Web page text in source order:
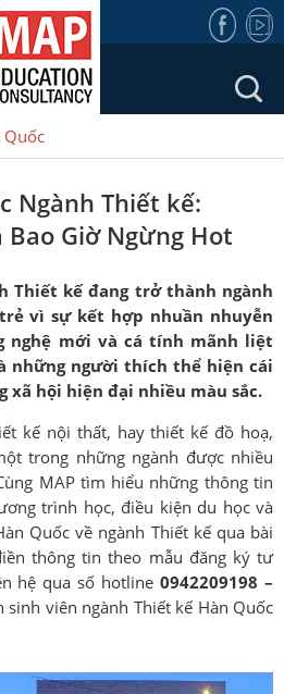
Quốc
Ngành Thiết kế:
Bao Giờ Ngừng Hot
Thiết kế đang trở thành ngành
vì sự kết hợp nhuần nhuyễn
nghệ mới và cá tính mãnh liệt
những người thích thể hiện cái
xã hội hiện đại nhiều màu sắc.
kế nội thất, hay thiết kế đồ hoạ,
trong những ngành được nhiều
MAP tìm hiểu những thông tin
trình học, điều kiện du học và
Quốc về ngành Thiết kế qua bài
thông tin theo mẫu đăng ký tư
hệ qua số hotline0942209198 –
sinh viên ngành Thiết kế Hàn Quốc